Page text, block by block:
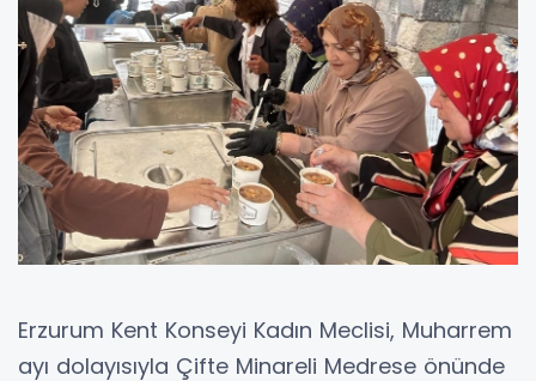
Erzurum Kent Konseyi Kadın Meclisi, Muharrem
ayı dolayısıyla Çifte Minareli Medrese önünde